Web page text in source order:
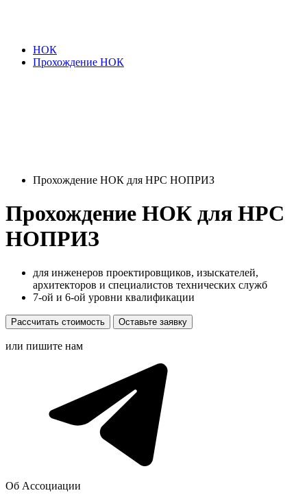
НОК
Прохождение НОК
Прохождение НОК для НРС НОПРИЗ
Прохождение НОК для НРС
НОПРИЗ
для инженеров проектировщиков, изыскателей,
архитекторов и специалистов технических служб
7-ой и 6-ой уровни квалификации
Рассчитать стоимость Оставьте заявку
или пишите нам
Об Ассоциации